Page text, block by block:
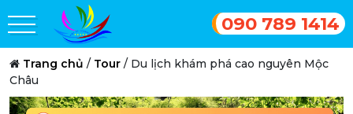
090 789 1414
Trang chủ / Tour / Du lịch khám phá cao nguyên Mộc
Châu